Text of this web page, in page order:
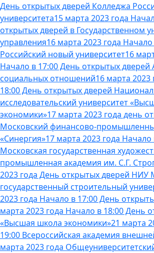
День открытых дверей Колледжа
университета15 марта 2023 года
открытых дверей в Государственном
управления16 марта 2023 года Начало
Российский новый университет16
Начало в 17:00 День открытых дверей
социальных отношений16 марта 2023
18:00 День открытых дверей
исследовательский университет
экономики»17 марта 2023 года день
Московский финансово-
«Синергия»17 марта 2023 года Начало
Московская государственная
промышленная академия им. С.Г.
2023 года День открытых дверей НИУ
государственный строительный
2023 года Начало в 17:00 День
марта 2023 года Начало в 18:00 День
«Высшая школа экономики»21 марта
19:00 Всероссийская академия
марта 2023 года